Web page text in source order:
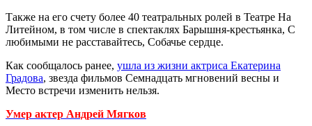
Также на его счету более 40 театральных ролей в Театре На
Литейном, в том числе в спектаклях Барышня-крестьянка, С
любимыми не расставайтесь, Собачье сердце.
Как сообщалось ранее, ушла из жизни актриса Екатерина
Градова, звезда фильмов Семнадцать мгновений весны и
Место встречи изменить нельзя.
Умер актер Андрей Мягков